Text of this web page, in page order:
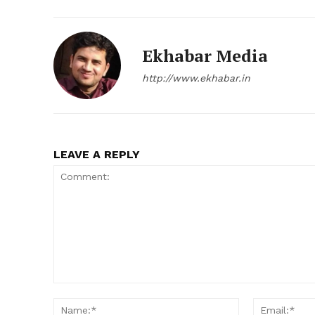
Ekhabar Media
http://www.ekhabar.in
LEAVE A REPLY
Name:*